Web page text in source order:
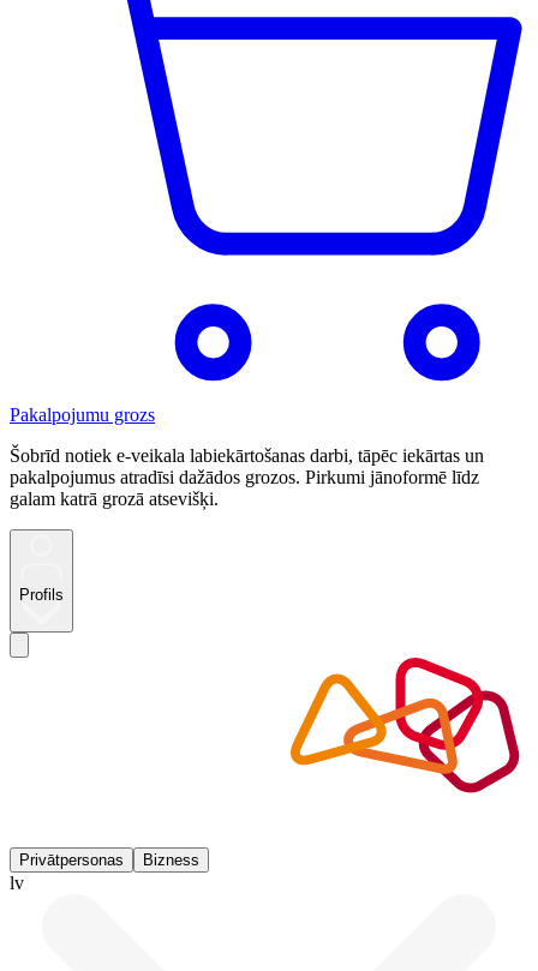
Pakalpojumu grozs
Šobrīd notiek e-veikala labiekārtošanas darbi, tāpēc iekārtas un
pakalpojumus atradīsi dažādos grozos. Pirkumi jānoformē līdz
galam katrā grozā atsevišķi.
Profils
Privātpersonas Bizness
lv